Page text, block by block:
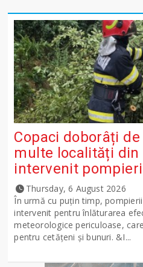
Copaci doborâți
multe localități din
intervenit
Thursday, 6 August 2026
În urmă cu puțin timp,
intervenit pentru înlăturarea
meteorologice periculoase,
pentru cetățeni și bunuri. &I...